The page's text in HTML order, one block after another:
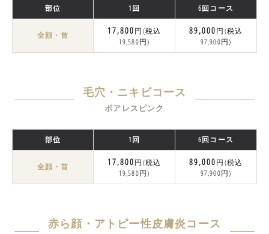
部位 1回 6回コース
全顔・首 17,800円(税込
19,580円)
89,000円(税込
97,900円)
毛穴・ニキビコース
ポアレスピンク
部位 1回 6回コース
全顔・首 17,800円(税込
19,580円)
89,000円(税込
97,900円)
赤ら顔・アトピー性皮膚炎コース